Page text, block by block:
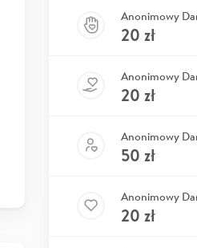
Anonimowy
20 zł
Anonimowy
20 zł
Anonimowy
50 zł
Anonimowy
20 zł